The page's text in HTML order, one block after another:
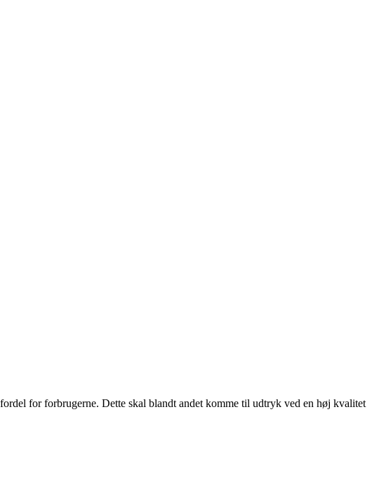
for forbrugerne. Dette skal blandt andet komme til udtryk ved en høj kvalitet